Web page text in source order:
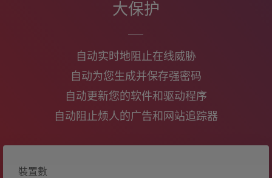
大保护
自动实时地阻止在线威胁
自动为您生成并保存强密码
自动更新您的软件和驱动程序
自动阻止烦人的广告和网站追踪器
裝置數